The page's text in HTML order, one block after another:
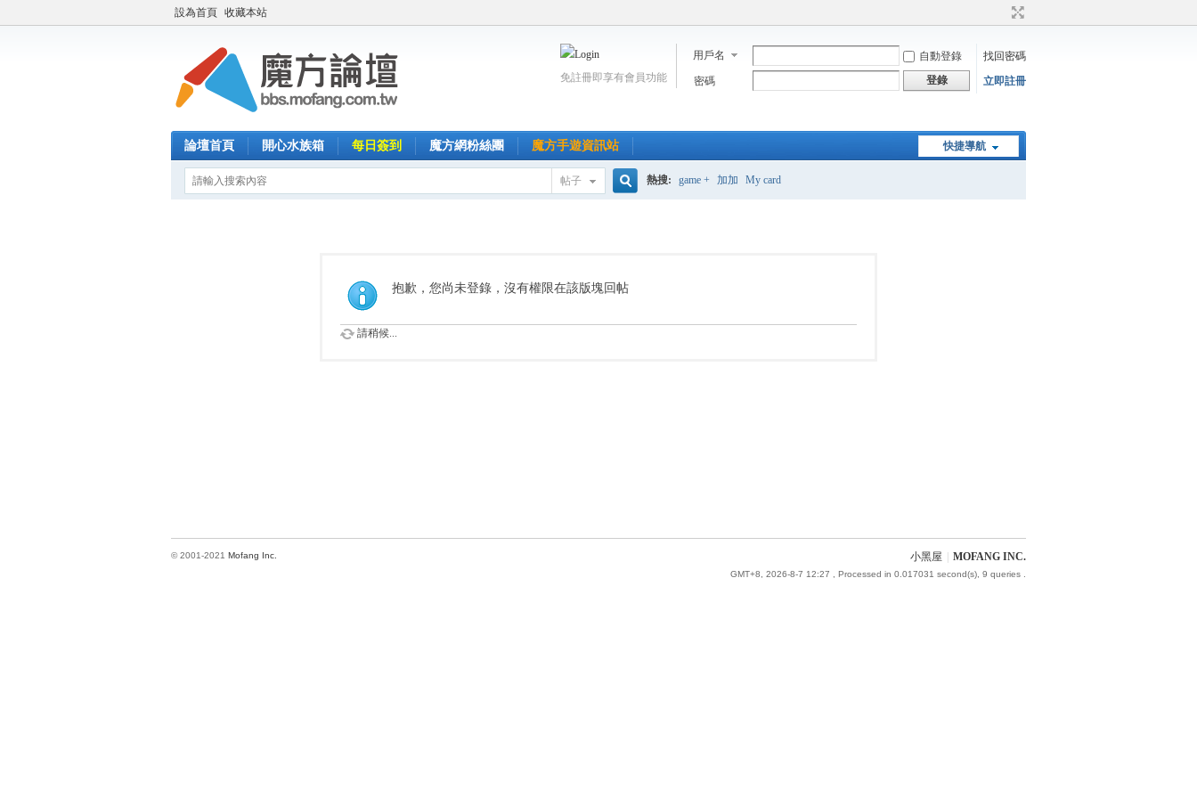
設為首頁 收藏本站
用戶名 自動登錄
找回密碼
密碼
登錄 立即註冊
免註冊即享有會員功能
快捷導航
論壇首頁 開心水族箱 每日簽到 魔方網粉絲團 魔方手遊資訊站
帖子
索
熱搜: game + 加加 My card
抱歉，您尚未登錄，沒有權限在該版塊回帖
請稍候...
小黑屋 MOFANG INC.
GMT+8, 2026-8-7 12:27 , Processed in 0.017031 second(s), 9 queries .
© 2001-2021 Mofang Inc.